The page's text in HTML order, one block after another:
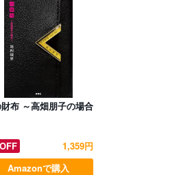
財布 ～高畑朋子の場合
1,359円
Amazonで購入